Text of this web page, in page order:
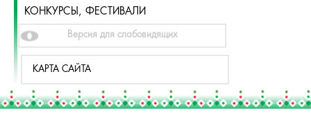
КОНКУРСЫ, ФЕСТИВАЛИ
Версия для слабовидящих
КАРТА САЙТА